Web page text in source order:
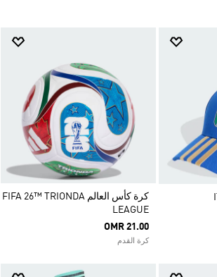
كرة كأس العالم FIFA 26™ TRIONDA
LEAGUE
OMR 21.00
كرة القدم